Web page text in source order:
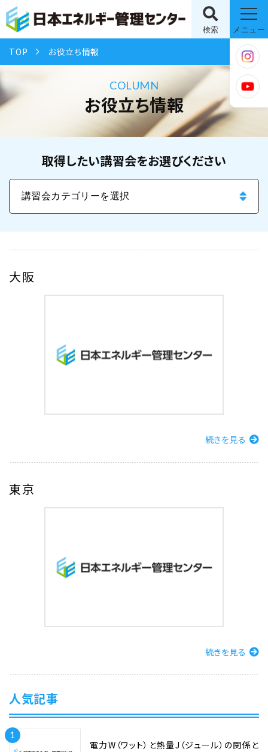
検索 メニュー
TOP お役立ち情報
COLUMN
お役立ち情報
取得したい講習会をお選びください
大阪
続きを見る
東京
続きを見る
人気記事
1
電力W（ワット）と熱量J（ジュール）の関係と